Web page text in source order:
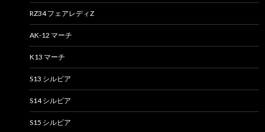
RZ34 フェアレディZ
AK-12 マーチ
K13 マーチ
S13 シルビア
S14 シルビア
S15 シルビア